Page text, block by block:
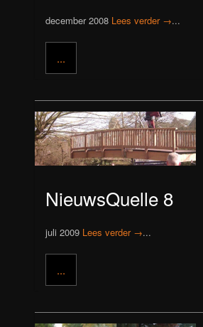
december 2008 Lees verder →...
...
NieuwsQuelle 8
juli 2009 Lees verder →...
...